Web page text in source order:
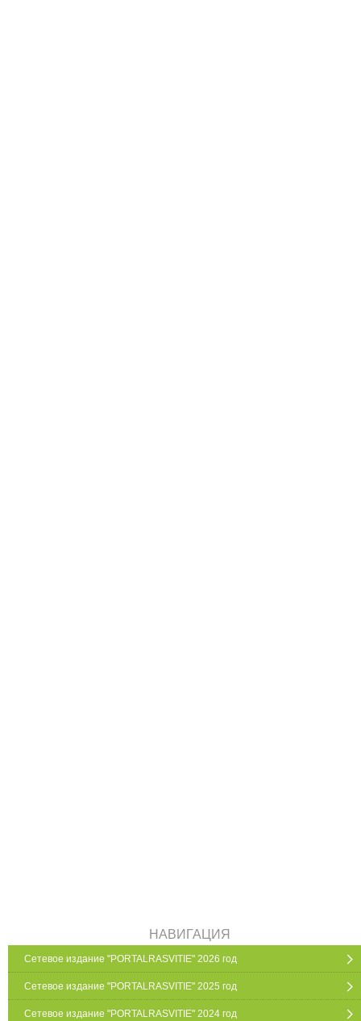
НАВИГАЦИЯ
Сетевое издание "PORTALRASVITIE" 2026 год
Сетевое издание "PORTALRASVITIE" 2025 год
Сетевое издание "PORTALRASVITIE" 2024 год